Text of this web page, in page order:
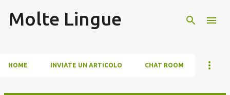
Molte Lingue
HOME INVIATE UN ARTICOLO CHAT ROOM